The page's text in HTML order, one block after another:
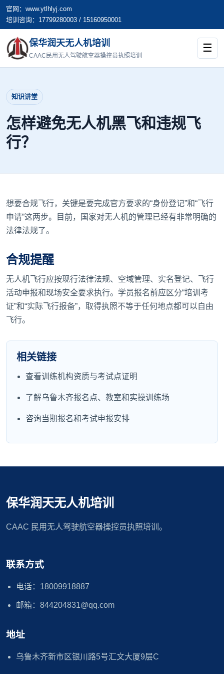
官网：www.ytlhlyj.com
培训咨询：17799280003 / 15160950001
保华润天无人机培训
CAAC民用无人驾驶航空器操控员执照培训
☰
知识讲堂
怎样避免无人机黑飞和违规飞
行？
想要合规飞行，关键是要完成官方要求的“身份登记”和“飞行
申请”这两步。目前，国家对无人机的管理已经有非常明确的
法律法规了。
合规提醒
无人机飞行应按现行法律法规、空域管理、实名登记、飞行
活动申报和现场安全要求执行。学员报名前应区分“培训考
证”和“实际飞行报备”，取得执照不等于任何地点都可以自由
飞行。
相关链接
查看训练机构资质与考试点证明
了解乌鲁木齐报名点、教室和实操训练场
咨询当期报名和考试申报安排
保华润天无人机培训
CAAC 民用无人驾驶航空器操控员执照培训。
联系方式
电话：18009918887
邮箱：844204831@qq.com
地址
乌鲁木齐新市区银川路5号汇文大厦9层C